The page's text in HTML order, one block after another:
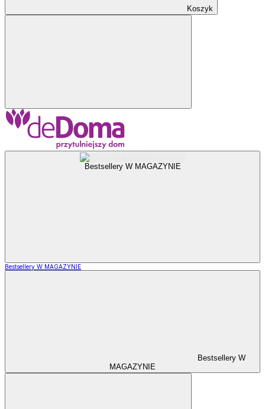
Koszyk
Bestsellery W MAGAZYNIE
Bestsellery W MAGAZYNIE
Bestsellery W
MAGAZYNIE